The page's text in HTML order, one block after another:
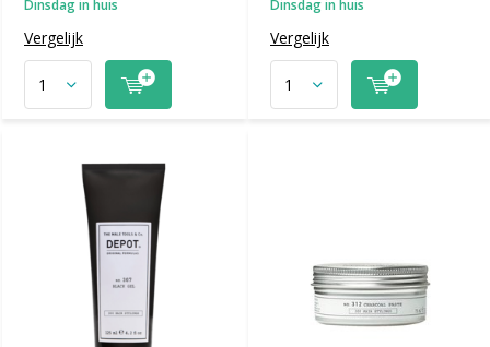
Dinsdag in huis
Vergelijk
Dinsdag in huis
Vergelijk